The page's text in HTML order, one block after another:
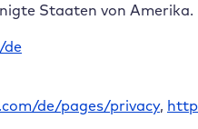
Staaten von Amerika.
de
de/pages/privacy,